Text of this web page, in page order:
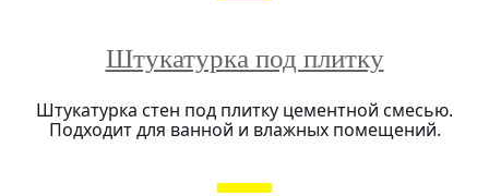
Штукатурка под плитку
Штукатурка стен под плитку цементной смесью.
Подходит для ванной и влажных помещений.